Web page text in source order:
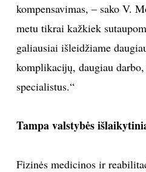
kompensavimas, – sako V.
metu tikrai kažkiek
galiausiai išleidžiame
komplikacijų, daugiau
specialistus.“
Tampa valstybės
Fizinės medicinos ir